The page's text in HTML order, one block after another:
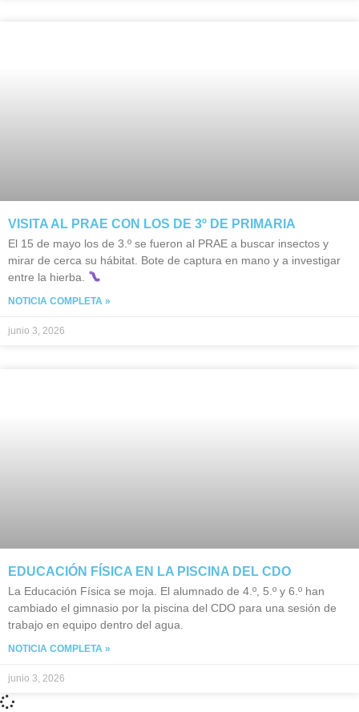
VISITA AL PRAE CON LOS DE 3º DE PRIMARIA
El 15 de mayo los de 3.º se fueron al PRAE a buscar insectos y
mirar de cerca su hábitat. Bote de captura en mano y a investigar
entre la hierba.
NOTICIA COMPLETA »
junio 3, 2026
EDUCACIÓN FÍSICA EN LA PISCINA DEL CDO
La Educación Física se moja. El alumnado de 4.º, 5.º y 6.º han
cambiado el gimnasio por la piscina del CDO para una sesión de
trabajo en equipo dentro del agua.
NOTICIA COMPLETA »
junio 3, 2026